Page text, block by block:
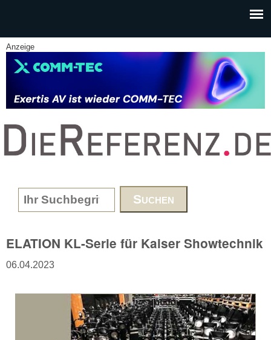
Anzeige
www.DieReferenz.de
Search form
ELATION KL-Serie für Kaiser Showtechnik
06.04.2023